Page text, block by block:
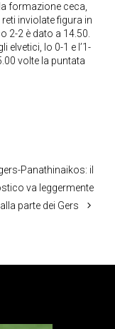
formazione ceca,
inviolate figura in
2-2 è dato a 14.50.
elvetici, lo 0-1 e l’1-
volte la puntata
Panathinaikos: il
va leggermente
parte dei Gers